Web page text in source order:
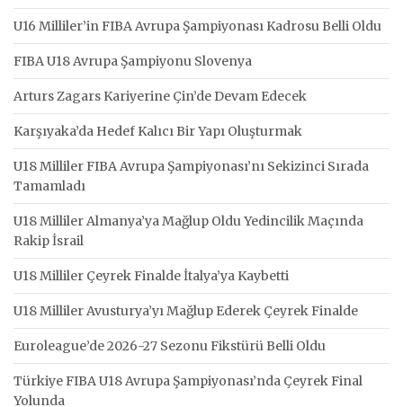
U16 Milliler’in FIBA Avrupa Şampiyonası Kadrosu Belli Oldu
FIBA U18 Avrupa Şampiyonu Slovenya
Arturs Zagars Kariyerine Çin’de Devam Edecek
Karşıyaka’da Hedef Kalıcı Bir Yapı Oluşturmak
U18 Milliler FIBA Avrupa Şampiyonası’nı Sekizinci Sırada
Tamamladı
U18 Milliler Almanya’ya Mağlup Oldu Yedincilik Maçında
Rakip İsrail
U18 Milliler Çeyrek Finalde İtalya’ya Kaybetti
U18 Milliler Avusturya’yı Mağlup Ederek Çeyrek Finalde
Euroleague’de 2026-27 Sezonu Fikstürü Belli Oldu
Türkiye FIBA U18 Avrupa Şampiyonası’nda Çeyrek Final
Yolunda